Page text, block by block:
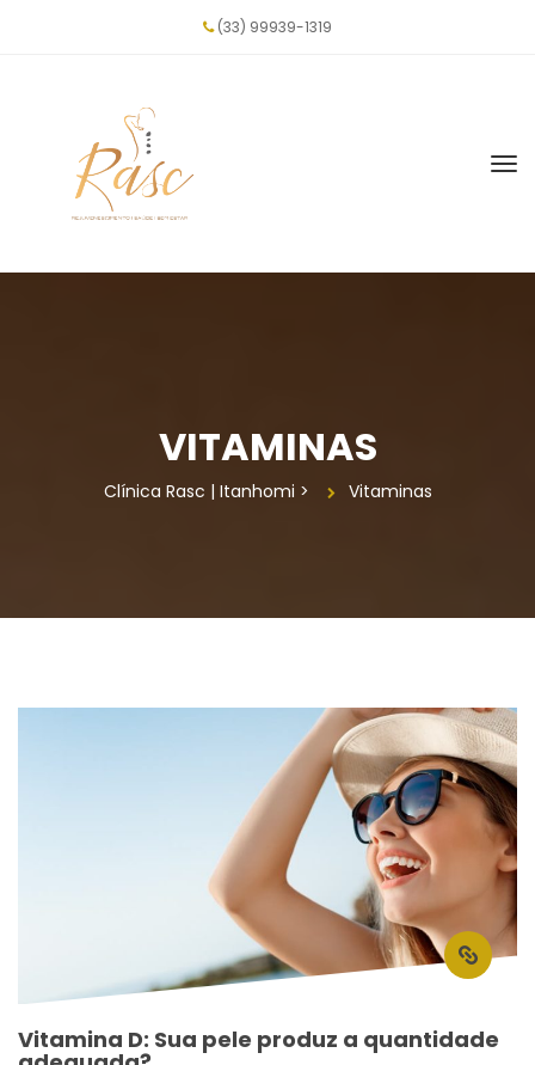
(33) 99939-1319
VITAMINAS
Clínica Rasc | Itanhomi > Vitamina
Vitamina D: Sua pele produz a quantidade